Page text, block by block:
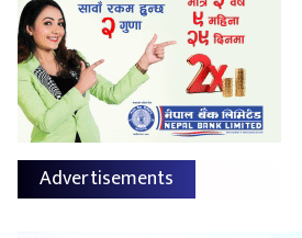
Advertisements